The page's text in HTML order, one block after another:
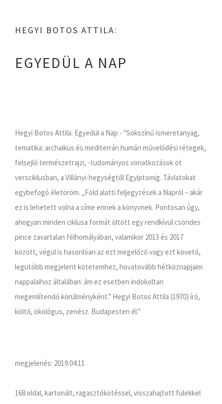
HEGYI BOTOS ATTILA:
EGYEDÜL A NAP
Hegyi Botos Attila: Egyedül a Nap - "Sokszínű ismeretanyag,
tematika: archaikus és mediterrán humán művelődési rétegek,
felsejlő természetrajzi, -tudományos vonatkozások öt
versciklusban, a Villányi-hegységtől Egyiptomig. Távlatokat
egybefogó életöröm. „Föld alatti feljegyzések a Napról – akár
ez is lehetett volna a címe ennek a könyvnek. Pontosan úgy,
ahogyan minden ciklusa formát öltött egy rendkívül csöndes
pince zavartalan félhomályában, valamikor 2013 és 2017
között, végül is hasonlóan az ezt megelőző vagy ezt követő,
legutóbb megjelent kötetemhez, hovatovább hétköznapjaim
nappalaihoz általában: ám ez esetben indokoltan
megemlítendő körülményként.” Hegyi Botos Attila (1970) író,
költő, ökológus, zenész. Budapesten él."
megjelenés: 2019.04.11
168 oldal, kartonált, ragasztókötéssel, visszahajtott fülekkel